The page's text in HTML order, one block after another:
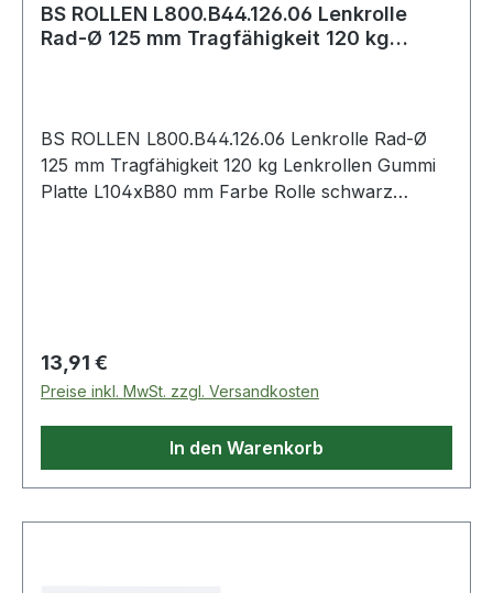
BS ROLLEN L800.B44.126.06 Lenkrolle
Rad-Ø 125 mm Tragfähigkeit 120 kg
BS ROLLEN L800.B44.126.06 Lenkrolle Rad-Ø
125 mm Tragfähigkeit 120 kg Lenkrollen Gummi
Platte L104xB80 mm Farbe Rolle schwarz
Befestigungsart: mit Anschraubplatte·
Schraublochentfernung: 84x64/76x56mm·
Ausführung: Lenkrollen
Regulärer Preis:
13,91 €
Preise inkl. MwSt. zzgl. Versandkosten
In den Warenkorb